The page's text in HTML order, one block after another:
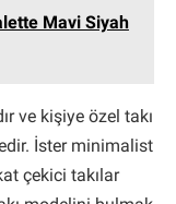
Mavi Siyah
ve kişiye özel takı
İster minimalist
çekici takılar